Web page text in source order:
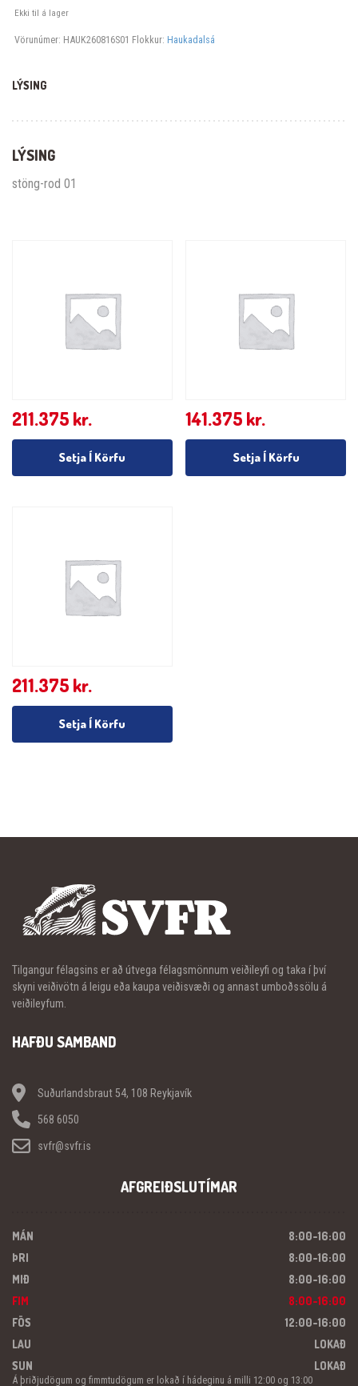
Ekki til á lager
Vörunúmer: HAUK260816S01 Flokkur: Haukadalsá
LÝSING
LÝSING
stöng-rod 01
211.375 kr.
Setja Í Körfu
141.375 kr.
Setja Í Körfu
211.375 kr.
Setja Í Körfu
Tilgangur félagsins er að útvega félagsmönnum veiðileyfi og taka í því
skyni veiðivötn á leigu eða kaupa veiðisvæði og annast umboðssölu á
veiðileyfum.
HAFÐU SAMBAND
Suðurlandsbraut 54, 108 Reykjavík
568 6050
svfr@svfr.is
AFGREIÐSLUTÍMAR
MÁN
8:00-16:00
ÞRI
8:00-16:00
MIÐ
8:00-16:00
FIM
8:00-16:00
FÖS
12:00-16:00
LAU
LOKAÐ
SUN
LOKAÐ
Á þriðjudögum og fimmtudögum er lokað í hádeginu á milli 12:00 og 13:00